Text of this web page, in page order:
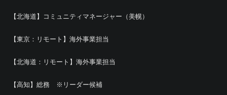
【北海道】コミュニティマネージャー（美幌）
【東京：リモート】海外事業担当
【北海道：リモート】海外事業担当
【高知】総務 ※リーダー候補